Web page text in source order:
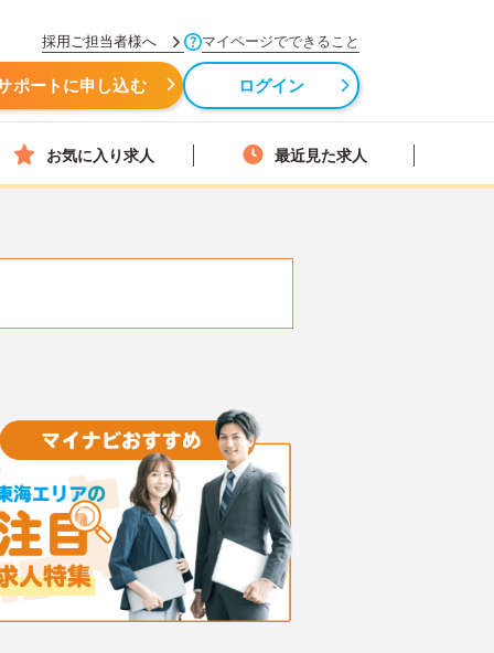
採用ご担当者様へ マイページでできること
ポートに申し込む ログイン
お気に入り求人 最近見た求人